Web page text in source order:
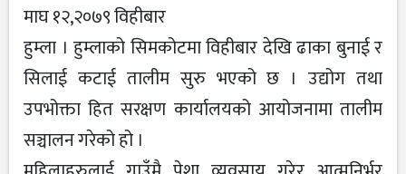
माघ १२,२०७९ विहीबार
हुम्ला । हुम्लाको सिमकोटमा विहीबार देखि ढाका बुनाई र
सिलाई कटाई तालीम सुरु भएको छ । उद्योग तथा
उपभोक्ता हित सरक्षण कार्यालयको आयोजनामा तालीम
सञ्चालन गरेको हो ।